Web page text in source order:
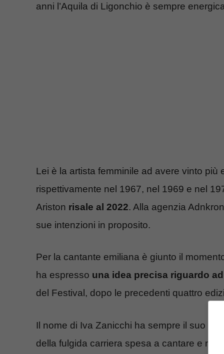
anni l’Aquila di Ligonchio è sempre
Lei è la artista femminile ad avere vinto
rispettivamente nel 1967, nel 1969 e nel
Ariston risale al 2022. Alla agenzia
sue intenzioni in proposito.
Per la cantante emiliana è giunto il
ha espresso una idea precisa riguardo
del Festival, dopo le precedenti quattro
Il nome di Iva Zanicchi ha sempre il suo
della fulgida carriera spesa a cantare e non